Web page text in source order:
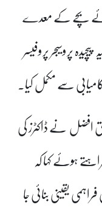
بچے کے معدے
پروسیجر پروفیسر
سے مکمل کیا۔
افضل نے ڈاکٹرز کی
ہوئے کہا کہ
یقینی بنائی جا